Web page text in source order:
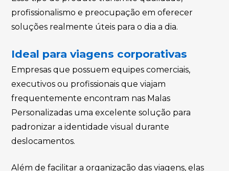
profissionalismo e preocupação em oferecer
soluções realmente úteis para o dia a dia.
Ideal para viagens corporativas
Empresas que possuem equipes comerciais,
executivos ou profissionais que viajam
frequentemente encontram nas Malas
Personalizadas uma excelente solução para
padronizar a identidade visual durante
deslocamentos.
Além de facilitar a organização das viagens, elas